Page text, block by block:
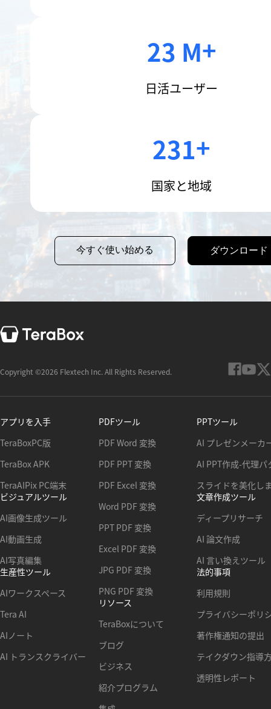
23 M
日活ユーザー
231
国家と地域
今すぐ使い始める ダウンロード
Copyright ©2026 Flextech Inc. All Rights Reserved.
アプリを入手
TeraBoxPC版
TeraBox APK
TeraAIPix PC端末
ビジュアルツール
AI画像生成ツール
AI動画生成
AI写真編集
生産性ツール
AIワークスペース
Tera AI
AIノート
AI トランスクライバー
PDFツール
PDF Word 変換
PDF PPT 変換
PDF Excel 変換
Word PDF 変換
PPT PDF 変換
Excel PDF 変換
JPG PDF 変換
PNG PDF 変換
リソース
TeraBoxについて
ブログ
ビジネス
紹介プログラム
PPTツール
AI プレゼンメーカ
AI PPT作成-代理パ
スライドを美化し
文章作成ツール
ディープリサーチ
AI 論文作成
AI 言い換えツール
法的事項
利用規則
プライバシーポリ
著作権通知の提出
テイクダウン指導
透明性レポート